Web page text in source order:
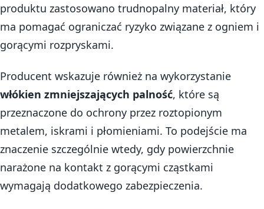
produktu zastosowano trudnopalny materiał, który
ma pomagać ograniczać ryzyko związane z ogniem i
gorącymi rozpryskami.
Producent wskazuje również na wykorzystanie
włókien zmniejszających palność, które są
przeznaczone do ochrony przez roztopionym
metalem, iskrami i płomieniami. To podejście ma
znaczenie szczególnie wtedy, gdy powierzchnie
narażone na kontakt z gorącymi cząstkami
wymagają dodatkowego zabezpieczenia.